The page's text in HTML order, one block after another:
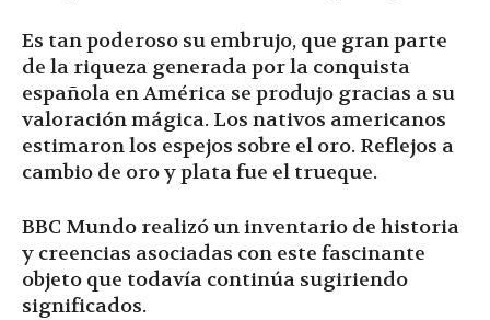
Es tan poderoso su embrujo, que gran parte
de la riqueza generada por la conquista
española en América se produjo gracias a su
valoración mágica. Los nativos americanos
estimaron los espejos sobre el oro. Reflejos a
cambio de oro y plata fue el trueque.
BBC Mundo realizó un inventario de historia
y creencias asociadas con este fascinante
objeto que todavía continúa sugiriendo
significados.